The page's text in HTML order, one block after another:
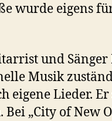
wurde eigens
und Sänger
Musik
eigene Lieder.
„City of New